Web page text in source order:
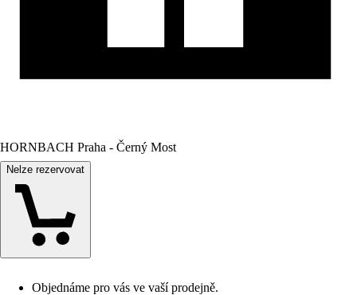
HORNBACH Praha - Černý Most
Nelze rezervovat
Objednáme pro vás ve vaší prodejně.